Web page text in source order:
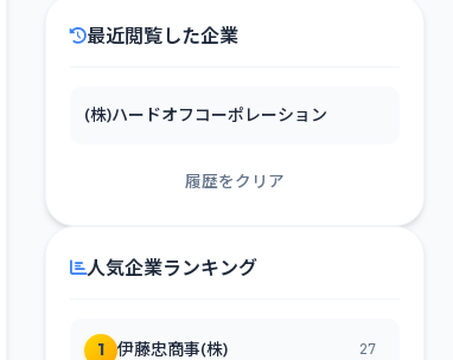
最近閲覧した企業
(株)ハードオフコーポレーション
履歴をクリア
人気企業ランキング
1 伊藤忠商事(株) 27